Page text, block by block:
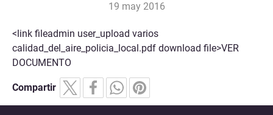
19 may 2016
<link fileadmin user_upload varios
calidad_del_aire_policia_local.pdf download file>VER
DOCUMENTO
Compartir